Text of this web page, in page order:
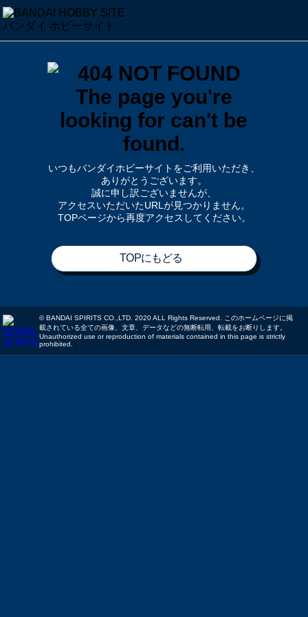
いつもバンダイホビーサイトをご利用いただき、
ありがとうございます。
誠に申し訳ございませんが、
アクセスいただいたURLが見つかりません。
TOPページから再度アクセスしてください。
TOPにもどる
© BANDAI SPIRITS CO.,LTD. 2020 ALL Rights Reserved. このホームページに掲
載されている全ての画像、文章、データなどの無断転用、転載をお断りします。
Unauthorized use or reproduction of materials contained in this page is strictly
prohibited.